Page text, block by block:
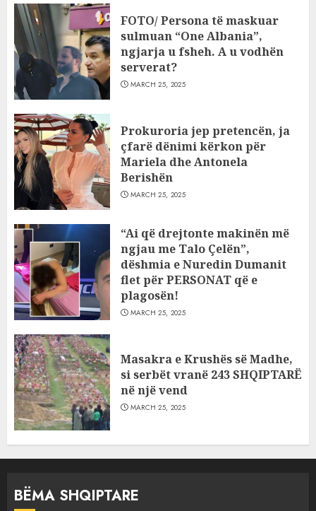
FOTO/ Persona të maskuar
sulmuan “One Albania”,
ngjarja u fsheh. A u vodhën
serverat?
MARCH 25, 2025
Prokuroria jep pretencën, ja
çfarë dënimi kërkon për
Mariela dhe Antonela
Berishën
MARCH 25, 2025
“Ai që drejtonte makinën më
ngjau me Talo Çelën”,
dëshmia e Nuredin Dumanit
flet për PERSONAT që e
plagosën!
MARCH 25, 2025
Masakra e Krushës së Madhe,
si serbët vranë 243 SHQIPTARË
në një vend
MARCH 25, 2025
BËMA SHQIPTARE